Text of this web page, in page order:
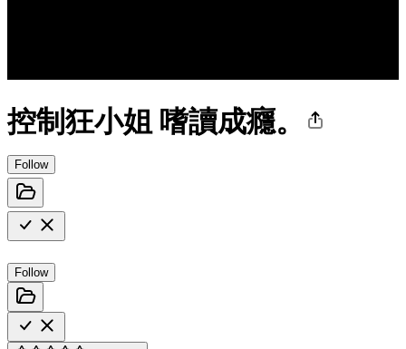
控制狂小姐 嗜讀成癮。
Follow
Follow